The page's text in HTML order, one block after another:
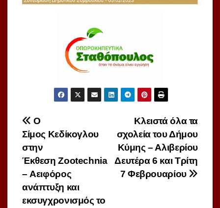
Πλοήγηση
άρθρων
Κλειστά όλα τα
σχολεία του Δήμου
Κύμης – Αλιβερίου
Δευτέρα 6 και Τρίτη
7 Φεβρουαρίου
O
Σίμος Κεδίκογλου
στην
Έκθεση Zootechnia
– Αειφόρος
ανάπτυξη και
εκσυγχρονισμός το